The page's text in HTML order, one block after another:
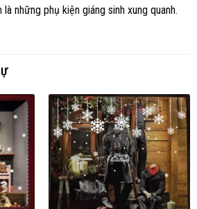
những phụ kiện giáng sinh xung quanh.